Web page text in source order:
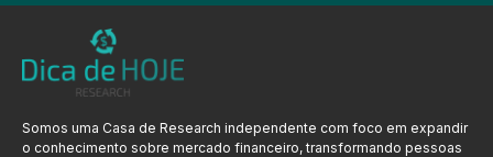
Somos uma Casa de Research independente com foco em expandir
o conhecimento sobre mercado financeiro, transformando pessoas